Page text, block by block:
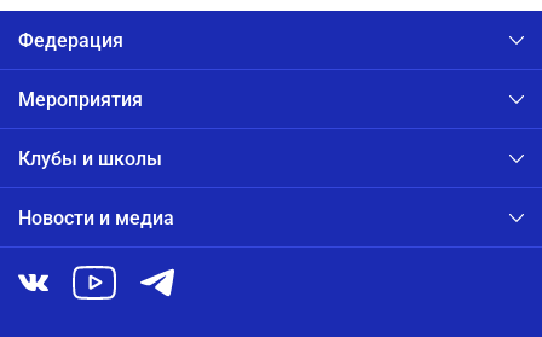
Федерация
Мероприятия
Клубы и школы
Новости и медиа